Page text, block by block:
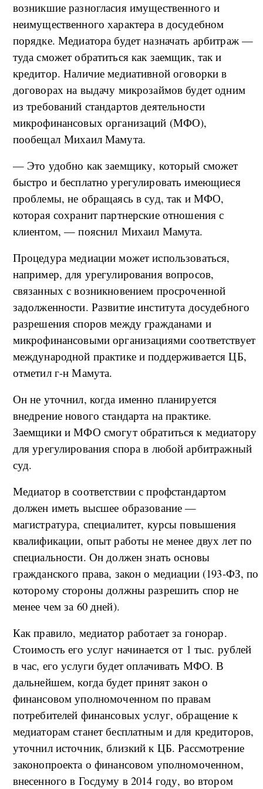
возникшие разногласия имущественного и
неимущественного характера в досудебном
порядке. Медиатора будет назначать арбитраж —
туда сможет обратиться как заемщик, так и
кредитор. Наличие медиативной оговорки в
договорах на выдачу микрозаймов будет одним
из требований стандартов деятельности
микрофинансовых организаций (МФО),
пообещал Михаил Мамута.
— Это удобно как заемщику, который сможет
быстро и бесплатно урегулировать имеющиеся
проблемы, не обращаясь в суд, так и МФО,
которая сохранит партнерские отношения с
клиентом, — пояснил Михаил Мамута.
Процедура медиации может использоваться,
например, для урегулирования вопросов,
связанных с возникновением просроченной
задолженности. Развитие института досудебного
разрешения споров между гражданами и
микрофинансовыми организациями соответствует
международной практике и поддерживается ЦБ,
отметил г-н Мамута.
Он не уточнил, когда именно планируется
внедрение нового стандарта на практике.
Заемщики и МФО смогут обратиться к медиатору
для урегулирования спора в любой арбитражный
суд.
Медиатор в соответствии с профстандартом
должен иметь высшее образование —
магистратура, специалитет, курсы повышения
квалификации, опыт работы не менее двух лет по
специальности. Он должен знать основы
гражданского права, закон о медиации (193-ФЗ, по
которому стороны должны разрешить спор не
менее чем за 60 дней).
Как правило, медиатор работает за гонорар.
Стоимость его услуг начинается от 1 тыс. рублей
в час, его услуги будет оплачивать МФО. В
дальнейшем, когда будет принят закон о
финансовом уполномоченном по правам
потребителей финансовых услуг, обращение к
медиаторам станет бесплатным и для кредиторов,
уточнил источник, близкий к ЦБ. Рассмотрение
законопроекта о финансовом уполномоченном,
внесенного в Госдуму в 2014 году, во втором